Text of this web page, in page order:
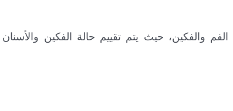
والفكين، حيث يتم تقييم حالة الفكين والأسنان